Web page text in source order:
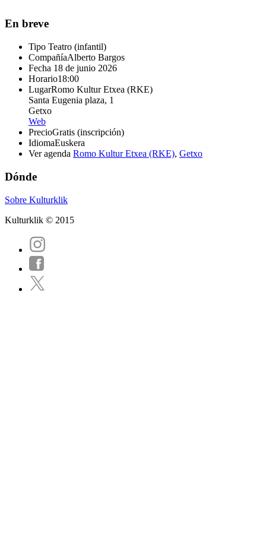
En breve
Tipo Teatro (infantil)
CompañíaAlberto Bargos
Fecha 18 de junio 2026
Horario18:00
LugarRomo Kultur Etxea (RKE)
Santa Eugenia plaza, 1
Getxo
Web
PrecioGratis (inscripción)
IdiomaEuskera
Ver agenda Romo Kultur Etxea (RKE), Getxo
Dónde
Sobre Kulturklik
Kulturklik © 2015